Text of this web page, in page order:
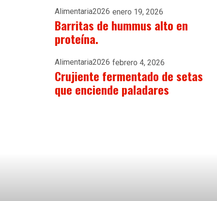
Alimentaria2026 enero 19, 2026
Barritas de hummus alto en
proteína.
Alimentaria2026 febrero 4, 2026
Crujiente fermentado de setas
que enciende paladares